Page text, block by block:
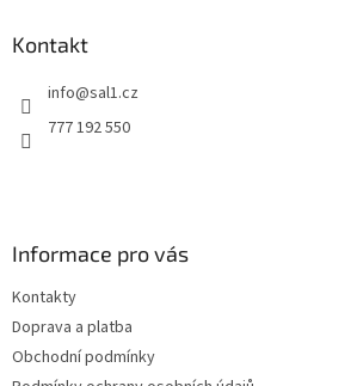
Kontakt
info@sal1.cz
777 192 550
Informace pro vás
Kontakty
Doprava a platba
Obchodní podmínky